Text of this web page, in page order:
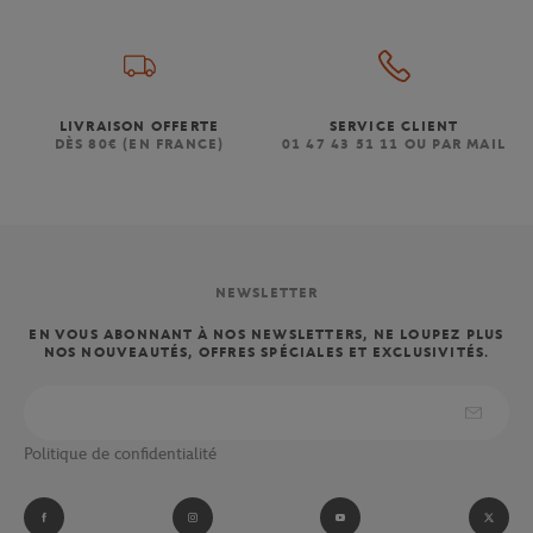
LIVRAISON OFFERTE
DÈS 80€ (EN FRANCE)
SERVICE CLIENT
01 47 43 51 11 OU PAR MAIL
NEWSLETTER
EN VOUS ABONNANT À NOS NEWSLETTERS, NE LOUPEZ PLUS
NOS NOUVEAUTÉS, OFFRES SPÉCIALES ET EXCLUSIVITÉS.
Politique de confidentialité